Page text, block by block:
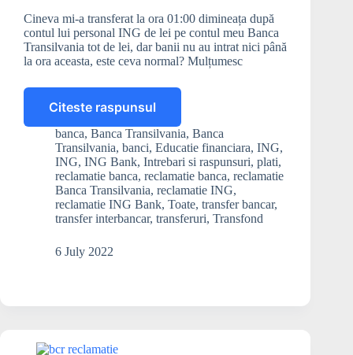
Cineva mi-a transferat la ora 01:00 dimineața după
contul lui personal ING de lei pe contul meu Banca
Transilvania tot de lei, dar banii nu au intrat nici până
la ora aceasta, este ceva normal? Mulțumesc
Citeste raspunsul
In
cat
timp
intra
banii
din
contul
ING
contul
banca, Banca Transilvania, Banca
Transilvania, banci, Educatie financiara, ING,
ING, ING Bank, Intrebari si raspunsuri, plati,
reclamatie banca, reclamatie banca, reclamatie
Banca Transilvania, reclamatie ING,
reclamatie ING Bank, Toate, transfer bancar,
transfer interbancar, transferuri, Transfond
6 July 2022